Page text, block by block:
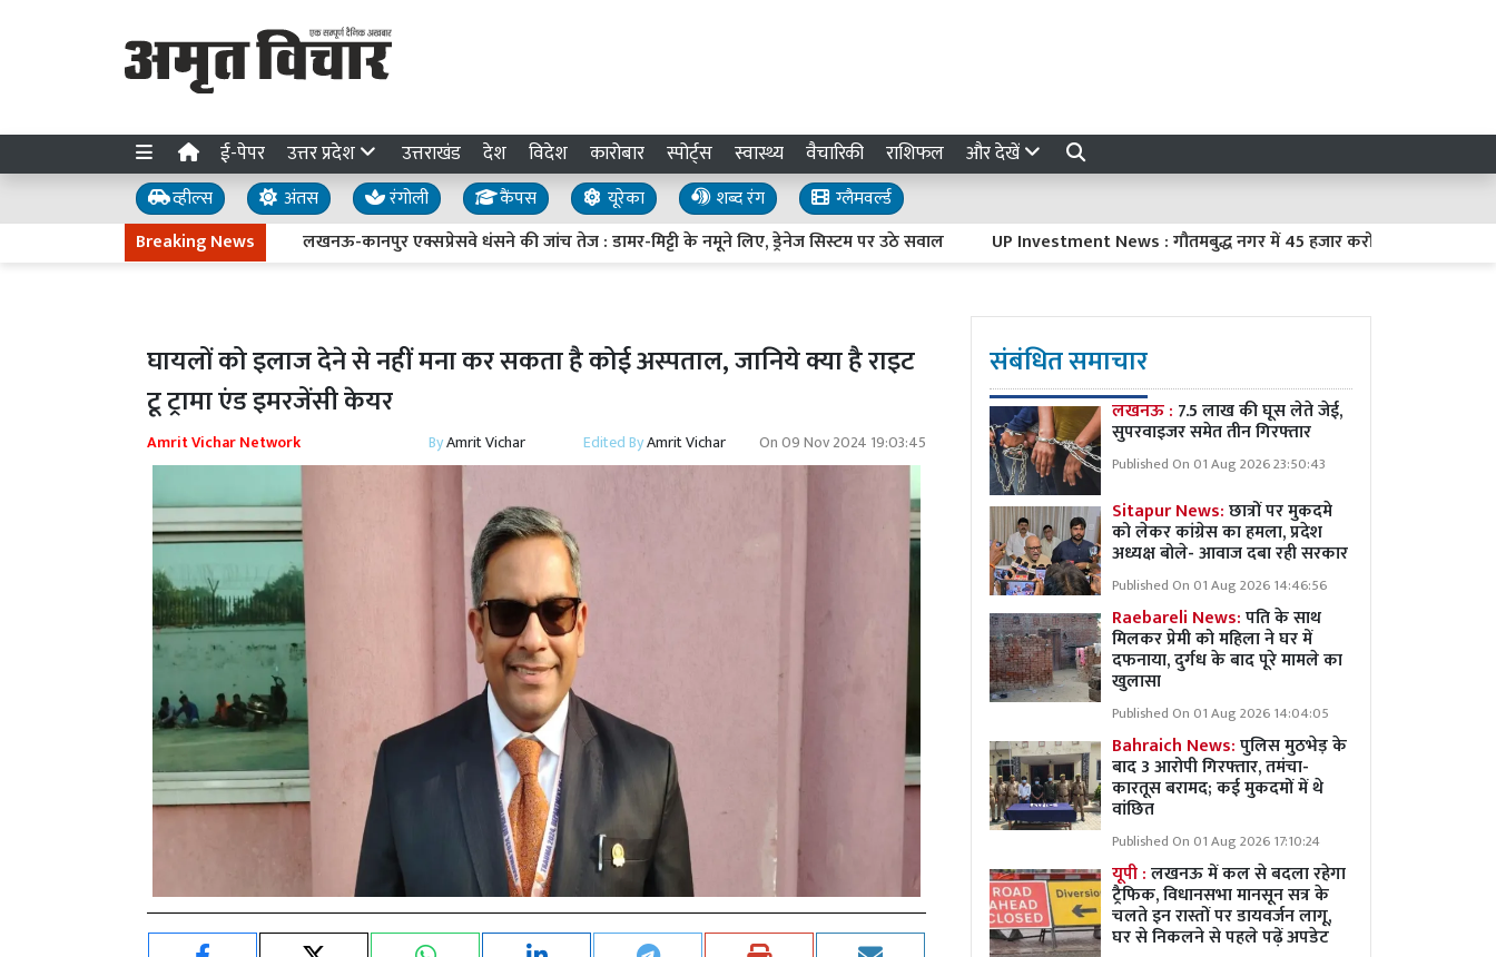
ई-पेपर उत्तर प्रदेश उत्तराखंड देश विदेश कारोबार स्पोर्ट्स स्वास्थ्य वैचारिकी राशिफल और देखें
व्हील्स अंतस रंगोली कैंपस यूरेका शब्द रंग
ग्लैमवर्ल्ड
Breaking News लखनऊ-कानपुर एक्सप्रेसवे धंसने की जांच तेज : डामर-मिट्टी के नमूने लिए, ड्रेनेज सिस्टम पर उठे सवाल UP Investment News : गौतमबुद्ध नगर में 45 हजार करोड़ रुपये का निवेश करेंगी
घायलों को इलाज देने से नहीं मना कर सकता है कोई अस्पताल, जानिये क्या है राइट
टू ट्रामा एंड इमरजेंसी केयर
Amrit Vichar Network ByAmrit Vichar Edited ByAmrit Vichar On09 Nov 2024 19:03:45
संबंधित समाचार
लखनऊ : 7.5 लाख की घूस लेते जेई,
सुपरवाइजर समेत तीन गिरफ्तार
Published On 01 Aug 2026 23:50:43
Sitapur News:छात्रों पर मुकदमे
को लेकर कांग्रेस का हमला, प्रदेश
अध्यक्ष बोले- आवाज दबा रही सरकार
Published On 01 Aug 2026 14:46:56
Raebareli News:पति के साथ
मिलकर प्रेमी को महिला ने घर में
दफनाया, दुर्गध के बाद पूरे मामले का
खुलासा
Published On 01 Aug 2026 14:04:05
Bahraich News:पुलिस मुठभेड़ के
बाद 3 आरोपी गिरफ्तार, तमंचा-
कारतूस बरामद; कई मुकदमों में थे
वांछित
Published On 01 Aug 2026 17:10:24
यूपी :लखनऊ में कल से बदला रहेगा
ट्रैफिक, विधानसभा मानसून सत्र के
चलते इन रास्तों पर डायवर्जन लागू,
घर से निकलने से पहले पढ़ें अपडेट